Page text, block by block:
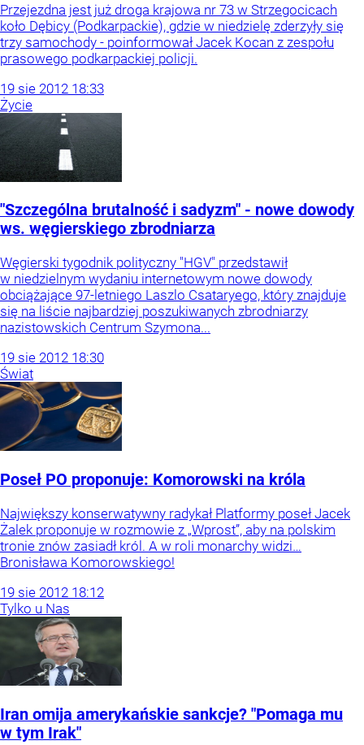
Przejezdna jest już droga krajowa nr 73 w Strzegocicach
koło Dębicy (Podkarpackie), gdzie w niedzielę zderzyły się
trzy samochody - poinformował Jacek Kocan z zespołu
prasowego podkarpackiej policji.
19 sie 2012 18:33
Życie
"Szczególna brutalność i sadyzm" - nowe dowody
ws. węgierskiego zbrodniarza
Węgierski tygodnik polityczny "HGV" przedstawił
w niedzielnym wydaniu internetowym nowe dowody
obciążające 97-letniego Laszlo Csataryego, który znajduje
się na liście najbardziej poszukiwanych zbrodniarzy
nazistowskich Centrum Szymona...
19 sie 2012 18:30
Świat
Poseł PO proponuje: Komorowski na króla
Największy konserwatywny radykał Platformy poseł Jacek
Żalek proponuje w rozmowie z „Wprost”, aby na polskim
tronie znów zasiadł król. A w roli monarchy widzi…
Bronisława Komorowskiego!
19 sie 2012 18:12
Tylko u Nas
Iran omija amerykańskie sankcje? "Pomaga mu
w tym Irak"